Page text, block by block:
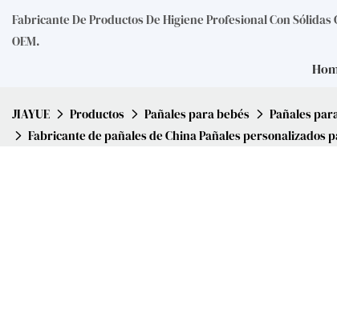
Fabricante De Productos De Higiene Profesional Con
OEM.
JIAYUE Productos Pañales para bebés
Pañales
Fabricante de pañales de China Pañales personalizados